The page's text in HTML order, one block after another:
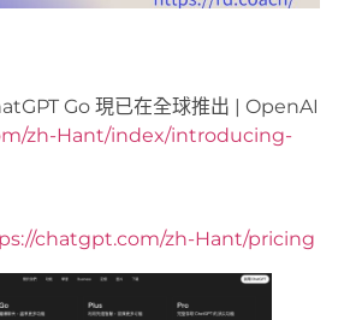
Go 現已在全球推出 | OpenAI
zh-Hant/index/introducing-
chatgpt.com/zh-Hant/pricing